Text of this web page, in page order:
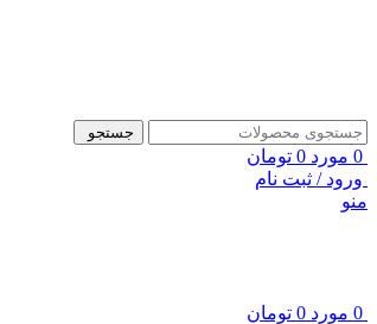
جستجو
0 مورد 0 تومان
ورود / ثبت نام
منو
0 مورد 0 تومان